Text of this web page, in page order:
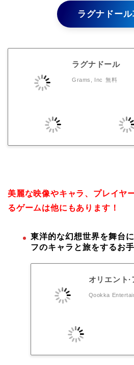
ラグナドー
ラグナドール
Grams, Inc 無料
美麗な映像やキャラ、プレイヤ
るゲームは他にもあります！
東洋的な幻想世界を舞台
フのキャラと旅をするお
オリエント
Qookka